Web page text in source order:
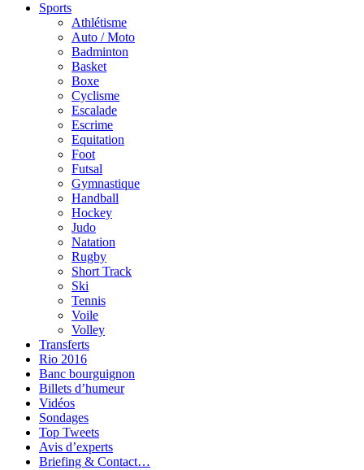
Sports
Athlétisme
Auto / Moto
Badminton
Basket
Boxe
Cyclisme
Escalade
Escrime
Equitation
Foot
Futsal
Gymnastique
Handball
Hockey
Judo
Natation
Rugby
Short Track
Ski
Tennis
Voile
Volley
Transferts
Rio 2016
Banc bourguignon
Billets d’humeur
Vidéos
Sondages
Top Tweets
Avis d’experts
Briefing & Contact…